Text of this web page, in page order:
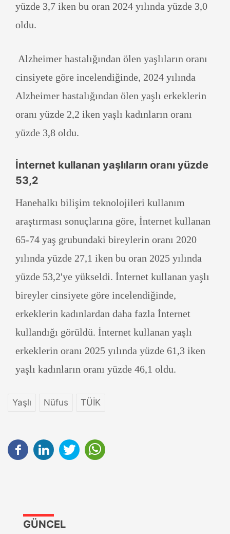
yüzde 3,7 iken bu oran 2024 yılında yüzde 3,0
oldu.
Alzheimer hastalığından ölen yaşlıların oranı
cinsiyete göre incelendiğinde, 2024 yılında
Alzheimer hastalığından ölen yaşlı erkeklerin
oranı yüzde 2,2 iken yaşlı kadınların oranı
yüzde 3,8 oldu.
İnternet kullanan yaşlıların oranı yüzde
53,2
Hanehalkı bilişim teknolojileri kullanım
araştırması sonuçlarına göre, İnternet kullanan
65-74 yaş grubundaki bireylerin oranı 2020
yılında yüzde 27,1 iken bu oran 2025 yılında
yüzde 53,2'ye yükseldi. İnternet kullanan yaşlı
bireyler cinsiyete göre incelendiğinde,
erkeklerin kadınlardan daha fazla İnternet
kullandığı görüldü. İnternet kullanan yaşlı
erkeklerin oranı 2025 yılında yüzde 61,3 iken
yaşlı kadınların oranı yüzde 46,1 oldu.
Yaşlı Nüfus TÜİK
GÜNCEL